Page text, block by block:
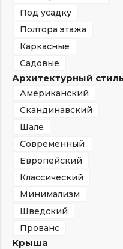
Под усадку
Полтора этажа
Каркасные
Садовые
Архитектурный
Американский
Скандинавский
Шале
Современный
Европейский
Классический
Минимализм
Шведский
Прованс
Крыша